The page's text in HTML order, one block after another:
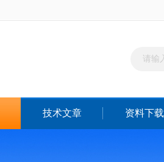
技术文章 资料下载